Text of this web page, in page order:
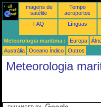
Imagens de
satélite
Tempo
aeroportos
FAQ Línguas
Meteorologia maritima : Europa
Austrália
Oceano Índico Outros
Meteorologia